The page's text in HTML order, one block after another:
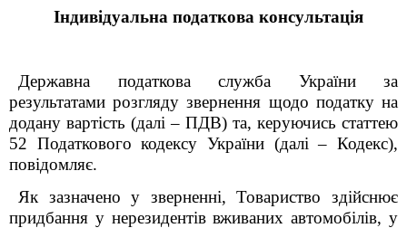
Індивідуальна податкова консультація
Державна податкова служба України за
результатами розгляду звернення щодо податку на
додану вартість (далі – ПДВ) та, керуючись статтею
52 Податкового кодексу України (далі – Кодекс),
повідомляє.
Як зазначено у зверненні, Товариство здійснює
придбання у нерезидентів вживаних автомобілів, у